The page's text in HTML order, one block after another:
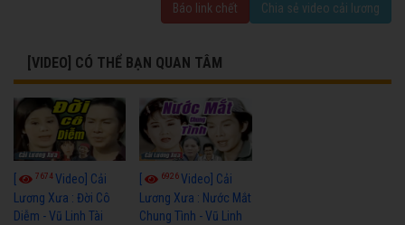
Báo link chết Chia sẻ video cải lương
[VIDEO] CÓ THỂ BẠN QUAN TÂM
7674Video] Cải
Lương Xưa : Đời Cô
Diễm - Vũ Linh Tài
6926Video] Cải
Lương Xưa : Nước Mắt
Chung Tình - Vũ Linh